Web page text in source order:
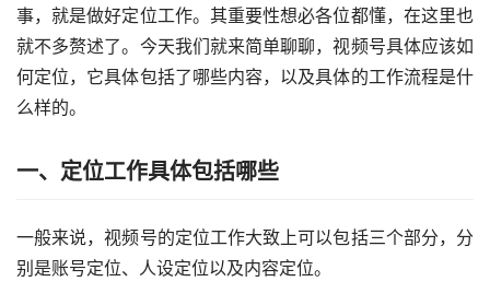
事，就是做好定位工作。其重要性想必各位都懂，在这里也
就不多赘述了。今天我们就来简单聊聊，视频号具体应该如
何定位，它具体包括了哪些内容，以及具体的工作流程是什
么样的。
一、定位工作具体包括哪些
一般来说，视频号的定位工作大致上可以包括三个部分，分
别是账号定位、人设定位以及内容定位。